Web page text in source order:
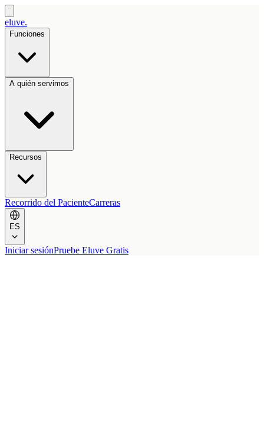
eluve.
Funciones
A quién servimos
Recursos
Recorrido del PacienteCarreras
ES
Iniciar sesiónPruebe Eluve Gratis